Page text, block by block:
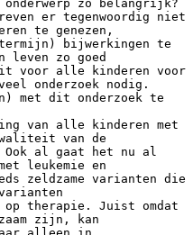
zo belangrijk?
er tegenwoordig niet
te genezen,
bijwerkingen te
leven zo goed
voor alle kinderen voor
onderzoek nodig.
met dit onderzoek te
van alle kinderen met
van de
al gaat het nu al
leukemie en
zeldzame varianten die
therapie. Juist omdat
zijn, kan